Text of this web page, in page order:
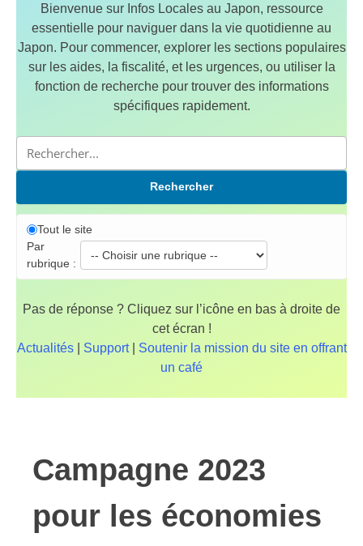
Bienvenue sur Infos Locales au Japon, ressource
essentielle pour naviguer dans la vie quotidienne au
Japon. Pour commencer, explorer les sections populaires
sur les aides, la fiscalité, et les urgences, ou utiliser la
fonction de recherche pour trouver des informations
spécifiques rapidement.
Rechercher
Tout le site
Par
rubrique :
Pas de réponse ? Cliquez sur l’icône en bas à droite de
cet écran !
Actualités| Support| Soutenir la mission du site en offrant
un café
Campagne 2023
pour les économies